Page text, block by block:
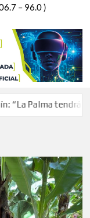
– 96.0 )
tendrá antes